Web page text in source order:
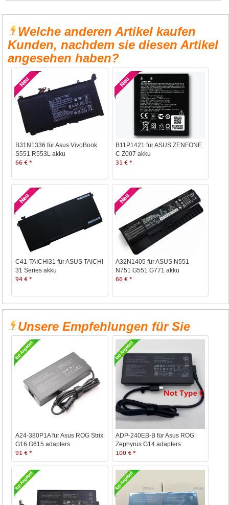
Welche anderen Artikel kaufen
Kunden, nachdem sie diesen Artikel
angesehen haben?
B31N1336 für Asus VivoBook
S551 R553L akku
66 € *
B11P1421 für ASUS ZENFONE
C Z007 akku
31 € *
C41-TAICHI31 für ASUS TAICHI
31 Series akku
94 € *
A32N1405 für ASUS N551
N751 G551 G771 akku
66 € *
Unsere Empfehlungen für Sie
A24-380P1A für Asus ROG Strix
G16 G615 adapters
91 € *
ADP-240EB-B für Asus ROG
Zephyrus G14 adapters
100 € *